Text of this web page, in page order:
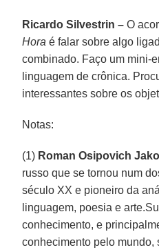
Ricardo Silvestrin –O
Hora é falar sobre algo
combinado. Faço um mini-
linguagem de crônica.
interessantes sobre os
Notas:
(1) Roman Osipovich
russo que se tornou num
século XX e pioneiro da
linguagem, poesia e
conhecimento, e
conhecimento pelo mundo,